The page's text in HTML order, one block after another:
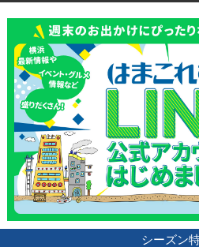
シーズン
観光ガイド
ランキング
ブログ記事
サイトについて